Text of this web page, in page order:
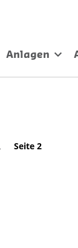
Anlagen
Seite 2